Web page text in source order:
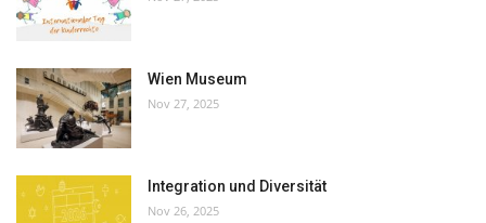
Wien Museum
Nov 27, 2025
Integration und Diversität
Nov 26, 2025